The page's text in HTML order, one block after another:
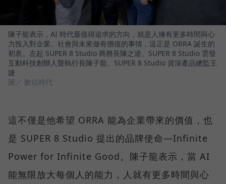
陳子龍表示，AI 時代最值得追求的方向，就是人擁有更多時間與心
力投入對企業、社會與未來做有價值的事情，這正是 ORRA 誕生的
初衷。左起 SUPER 8 Studio 商務長陳之逵、SUPER 8 Studio 雲發
互動科技創辦人暨執行長陳子龍、SUPER 8 Studio 資深產品總監王
婕
圖／ 數位時代
這不僅是他希望 ORRA 能為企業帶來的價值，也
是 SUPER 8 Studio 提出的品牌使命—Infinite
Power for Infinite Good。陳子龍表示，當 AI
能無限放大每個人的能力，人就有更多時間與心